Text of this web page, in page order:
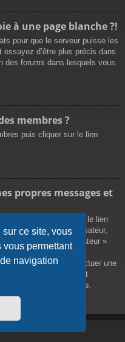
ce site, vous
vous permettant
navigation
à une page blanche ?!
pour que le serveur puisse les
d’être plus précis dans
des forums dans lesquels vous
membres ?
puis cliquer sur le lien
propres messages et
soit en cliquant sur le lien
de contrôle de l’utilisateur,
messages de l’utilisateur »
cliquant sur le menu
du forum. Pour effectuer une
la recherche avancée et
vous sont disponibles.